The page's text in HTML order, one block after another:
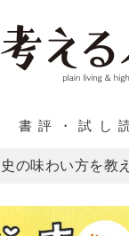
書評・試し
の味わい方を教